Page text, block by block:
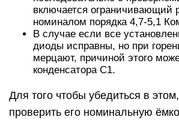
включается ограничивающий
номиналом порядка 4,7-5,1
В случае если все
диоды исправны, но при
мерцают, причиной этого
конденсатора С1.
Для того чтобы убедиться в
проверить его номинальную